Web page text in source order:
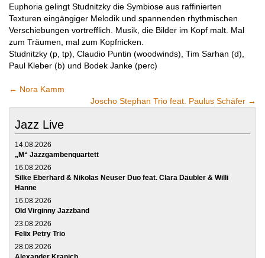
Euphoria gelingt Studnitzky die Symbiose aus raffinierten
Texturen eingängiger Melodik und spannenden rhythmischen
Verschiebungen vortrefflich. Musik, die Bilder im Kopf malt. Mal
zum Träumen, mal zum Kopfnicken.
Studnitzky (p, tp), Claudio Puntin (woodwinds), Tim Sarhan (d),
Paul Kleber (b) und Bodek Janke (perc)
← Nora Kamm
Joscho Stephan Trio feat. Paulus Schäfer →
Jazz Live
14.08.2026
„M“ Jazzgambenquartett
16.08.2026
Silke Eberhard & Nikolas Neuser Duo feat. Clara Däubler & Willi
Hanne
16.08.2026
Old Virginny Jazzband
23.08.2026
Felix Petry Trio
28.08.2026